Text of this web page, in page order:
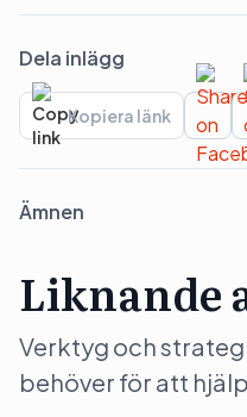
Dela inlägg
Kopiera länk
Ämnen
Liknande
Verktyg och
behöver för att